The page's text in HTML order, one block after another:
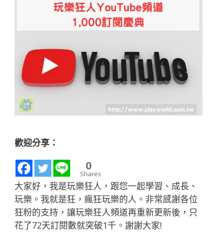
歡迎分享：
0
Shares
大家好，我是玩樂狂人，跟您一起學習、成長、
玩樂。我就是狂，瘋狂玩樂的人。非常感謝各位
狂粉的支持，讓玩樂狂人頻道再重新更新後，只
花了72天訂閱數就突破1千。謝謝大家!